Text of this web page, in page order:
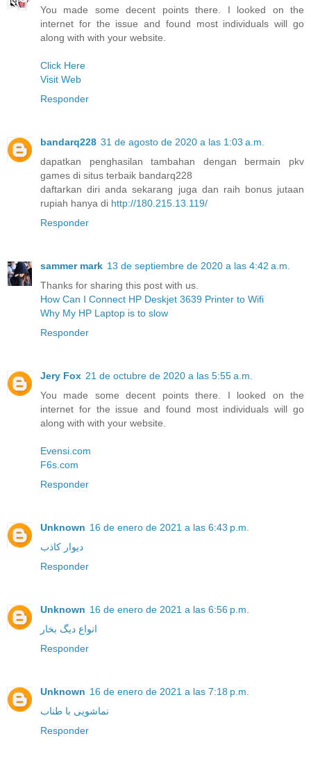
You made some decent points there. I looked on the
internet for the issue and found most individuals will go
along with with your website.
Click Here
Visit Web
Responder
bandarq228 31 de agosto de 2020 a las 1:03 a.m.
dapatkan penghasilan tambahan dengan bermain pkv
games di situs terbaik bandarq228
daftarkan diri anda sekarang juga dan raih bonus jutaan
rupiah hanya di http://180.215.13.119/
Responder
sammer mark 13 de septiembre de 2020 a las 4:42 a.m.
Thanks for sharing this post with us.
How Can I Connect HP Deskjet 3639 Printer to Wifi
Why My HP Laptop is to slow
Responder
Jery Fox 21 de octubre de 2020 a las 5:55 a.m.
You made some decent points there. I looked on the
internet for the issue and found most individuals will go
along with with your website.
Evensi.com
F6s.com
Responder
Unknown 16 de enero de 2021 a las 6:43 p.m.
دیوار کاذب
Responder
Unknown 16 de enero de 2021 a las 6:56 p.m.
انواع دیگ بخار
Responder
Unknown 16 de enero de 2021 a las 7:18 p.m.
نماشویی با طناب
Responder